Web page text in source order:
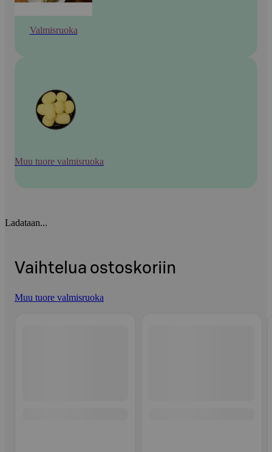
Valmisruoka
Muu tuore valmisruoka
Ladataan...
Vaihtelua ostoskoriin
Muu tuore valmisruoka